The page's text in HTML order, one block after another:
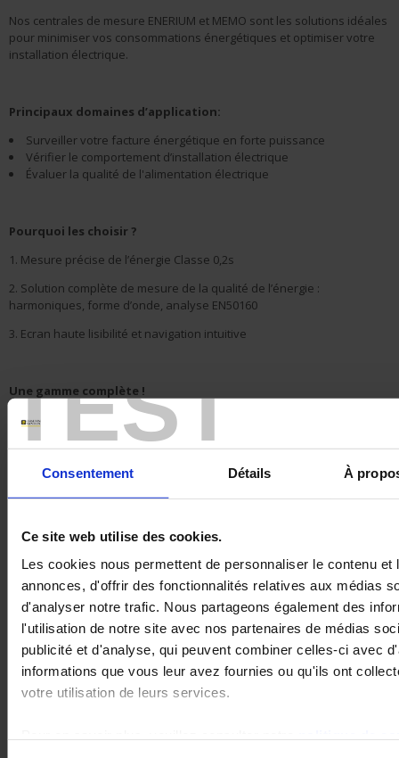
TEST
Consentement Détails À
Ce site web utilise des cookies.
Les cookies nous permettent de personnaliser le contenu et
annonces, d'offrir des fonctionnalités relatives aux médias
d'analyser notre trafic. Nous partageons également des
l'utilisation de notre site avec nos partenaires de médias
publicité et d'analyse, qui peuvent combiner celles-ci avec
informations que vous leur avez fournies ou qu'ils ont
votre utilisation de leurs services.
Nos centrales de mesure ENERIUM et MEMO sont les solutions idéales
pour minimiser vos consommations énergétiques et optimiser votre
installation électrique.
Principaux domaines d’application:
Surveiller votre facture énergétique en forte puissance
Vérifier le comportement d’installation électrique
Évaluer la qualité de l'alimentation électrique
Pourquoi les choisir ?
1. Mesure précise de l’énergie Classe 0,2s
2. Solution complète de mesure de la qualité de l’énergie :
harmoniques, forme d’onde, analyse EN50160
3. Ecran haute lisibilité et navigation intuitive
Une gamme complète !
3 modèles pour couvrir vos besoins, car chaque kWh compte!
Pour en savoir plus, n’hésitez pas à consulter
notre vidéo !